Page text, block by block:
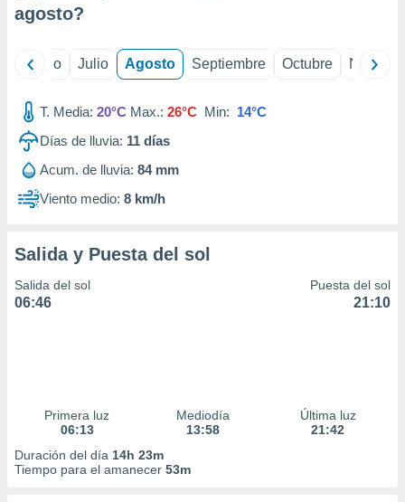
agosto?
Junio Julio Agosto Septiembre Octubre
T. Media: 20°C Max.: 26°C Min: 14°C
Días de lluvia: 11 días
Acum. de lluvia: 84 mm
Viento medio: 8 km/h
Salida y Puesta del sol
Salida del sol
06:46
Puesta del sol
21:10
Primera luz
06:13
Mediodía
13:58
Última luz
21:42
Duración del día 14h 23m
Tiempo para el amanecer 53m